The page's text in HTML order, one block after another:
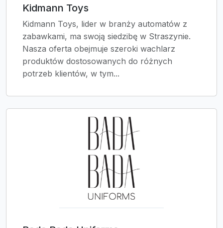
Kidmann Toys
Kidmann Toys, lider w branży automatów z
zabawkami, ma swoją siedzibę w Straszynie.
Nasza oferta obejmuje szeroki wachlarz
produktów dostosowanych do różnych
potrzeb klientów, w tym...